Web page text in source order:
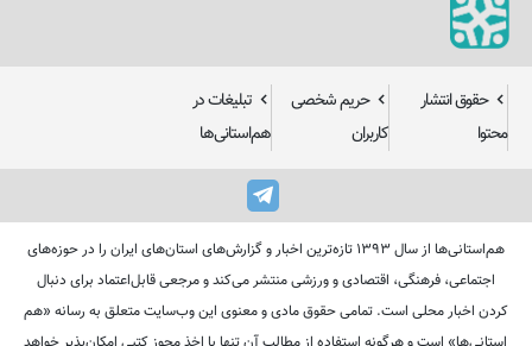
حقوق انتشار
محتوا
حریم شخصی
کاربران
تبلیغات در
هم‌استانی‌ها
هم‌استانی‌ها از سال ۱۳۹۳ تازه‌ترین اخبار و گزارش‌های استان‌های ایران را در حوزه‌های
اجتماعی، فرهنگی، اقتصادی و ورزشی منتشر می‌کند و مرجعی قابل‌اعتماد برای دنبال
کردن اخبار محلی است. تمامی حقوق مادی و معنوی این وب‌سایت متعلق به رسانه «هم